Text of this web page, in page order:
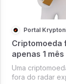
Portal
Criptomoeda
apenas 1
ao Bitcoin
‍Uma
fora do radar